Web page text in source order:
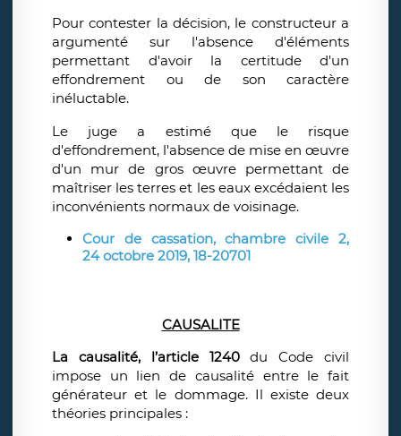
Pour contester la décision, le constructeur a
argumenté sur l'absence d'éléments
permettant d'avoir la certitude d'un
effondrement ou de son caractère
inéluctable.
Le juge a estimé que le risque
d'effondrement, l'absence de mise en œuvre
d'un mur de gros œuvre permettant de
maîtriser les terres et les eaux excédaient les
inconvénients normaux de voisinage.
Cour de cassation, chambre civile 2,
24 octobre 2019, 18-20701
CAUSALITE
La causalité, l’article 1240du Code civil
impose un lien de causalité entre le fait
générateur et le dommage. Il existe deux
théories principales :